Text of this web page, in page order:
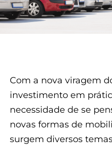
Com a nova viragem
investimento em
necessidade de se
novas formas de
surgem diversos